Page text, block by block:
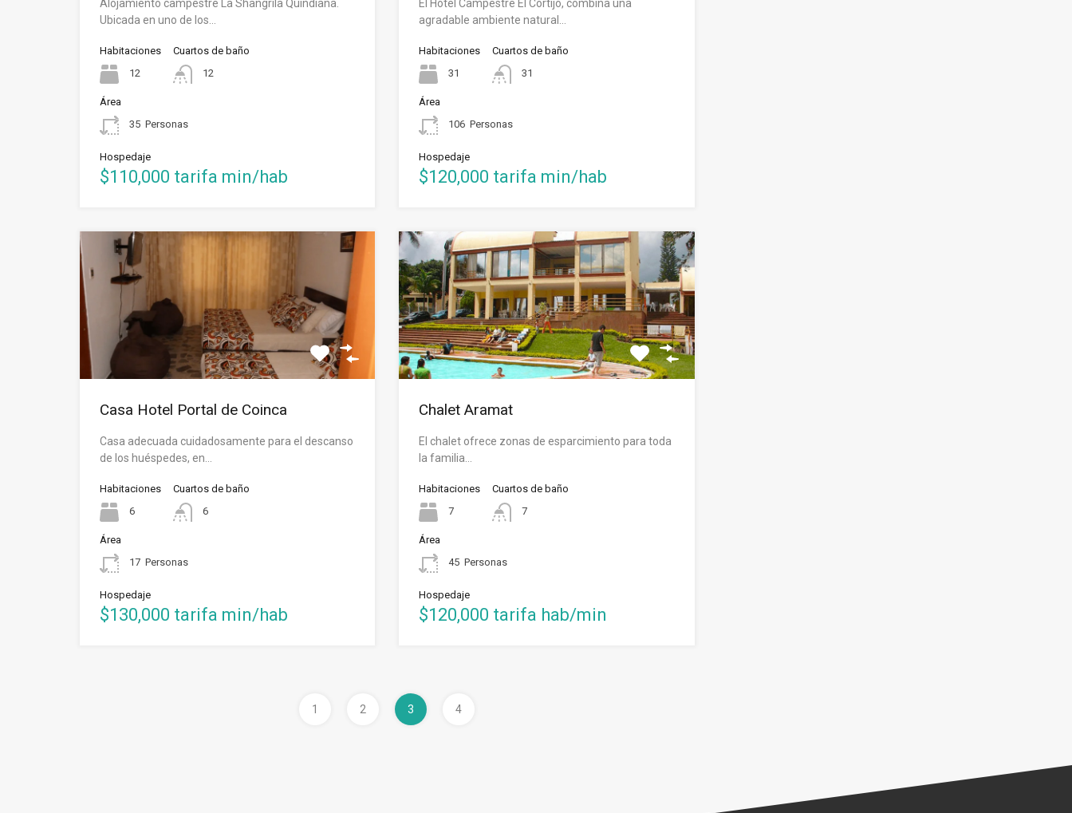
Alojamiento campestre La Shangrila Quindiana.
Ubicada en uno de los…
Habitaciones
12
Cuartos de baño
12
Área
35 Personas
Hospedaje
$110,000 tarifa min/hab
El Hotel Campestre El Cortijo, combina una
agradable ambiente natural…
Habitaciones
31
Cuartos de baño
31
Área
106 Personas
Hospedaje
$120,000 tarifa min/hab
Casa Hotel Portal de Coinca
Casa adecuada cuidadosamente para el descanso
de los huéspedes, en…
Habitaciones
6
Cuartos de baño
6
Área
17 Personas
Hospedaje
$130,000 tarifa min/hab
Chalet Aramat
El chalet ofrece zonas de esparcimiento para toda
la familia…
Habitaciones
7
Cuartos de baño
7
Área
45 Personas
Hospedaje
$120,000 tarifa hab/min
1 2 3 4